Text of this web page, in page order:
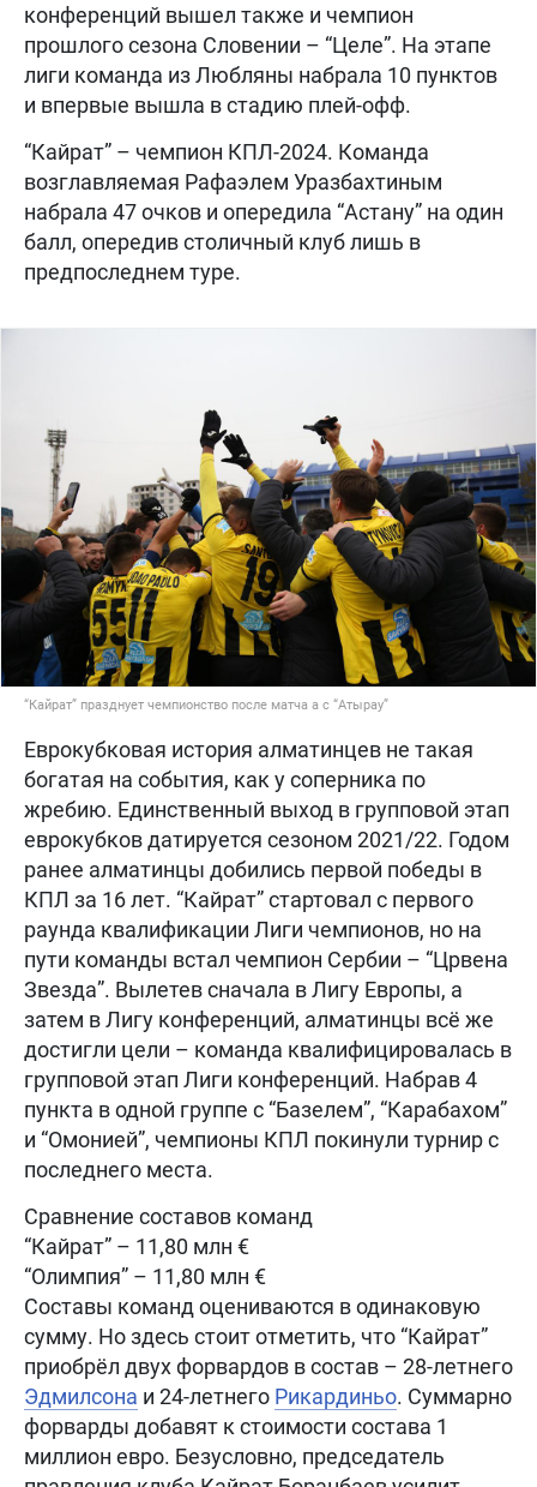
конференций вышел также и чемпион
прошлого сезона Словении – “Целе”. На этапе
лиги команда из Любляны набрала 10 пунктов
и впервые вышла в стадию плей-офф.
“Кайрат” – чемпион КПЛ-2024. Команда
возглавляемая Рафаэлем Уразбахтиным
набрала 47 очков и опередила “Астану” на один
балл, опередив столичный клуб лишь в
предпоследнем туре.
“Кайрат” празднует чемпионство после матча а с “Атырау”
Еврокубковая история алматинцев не такая
богатая на события, как у соперника по
жребию. Единственный выход в групповой этап
еврокубков датируется сезоном 2021/22. Годом
ранее алматинцы добились первой победы в
КПЛ за 16 лет. “Кайрат” стартовал с первого
раунда квалификации Лиги чемпионов, но на
пути команды встал чемпион Сербии – “Црвена
Звезда”. Вылетев сначала в Лигу Европы, а
затем в Лигу конференций, алматинцы всё же
достигли цели – команда квалифицировалась в
групповой этап Лиги конференций. Набрав 4
пункта в одной группе с “Базелем”, “Карабахом”
и “Омонией”, чемпионы КПЛ покинули турнир с
последнего места.
Сравнение составов команд
“Кайрат” – 11,80 млн €
“Олимпия” – 11,80 млн €
Составы команд оцениваются в одинаковую
сумму. Но здесь стоит отметить, что “Кайрат”
приобрёл двух форвардов в состав – 28-летнего
Эдмилсона и 24-летнего Рикардиньо. Суммарно
форварды добавят к стоимости состава 1
миллион евро. Безусловно, председатель